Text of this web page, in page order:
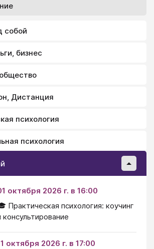
собой
бизнес
Дистанция
психология
психология
октября 2026 г. в 16:00
Практическая психология: коучинг
консультирование
октября 2026 г. в 17:00